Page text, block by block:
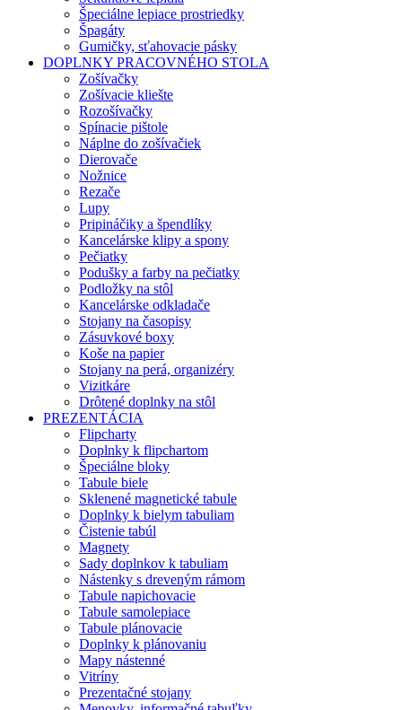
Špeciálne lepiace prostriedky
Špagáty
Gumičky, sťahovacie pásky
DOPLNKY PRACOVNÉHO STOLA
Zošívačky
Zošívacie kliešte
Rozošívačky
Spínacie pištole
Náplne do zošívačiek
Dierovače
Nožnice
Rezače
Lupy
Pripináčiky a špendlíky
Kancelárske klipy a spony
Pečiatky
Podušky a farby na pečiatky
Podložky na stôl
Kancelárske odkladače
Stojany na časopisy
Zásuvkové boxy
Koše na papier
Stojany na perá, organizéry
Vizitkáre
Drôtené doplnky na stôl
PREZENTÁCIA
Flipcharty
Doplnky k flipchartom
Špeciálne bloky
Tabule biele
Sklenené magnetické tabule
Doplnky k bielym tabuliam
Čistenie tabúl
Magnety
Sady doplnkov k tabuliam
Nástenky s dreveným rámom
Tabule napichovacie
Tabule samolepiace
Tabule plánovacie
Doplnky k plánovaniu
Mapy nástenné
Vitríny
Prezentačné stojany